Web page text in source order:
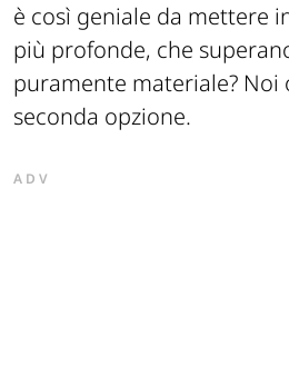
è così geniale da mettere
più profonde, che
puramente materiale? Noi
seconda opzione.
ADV